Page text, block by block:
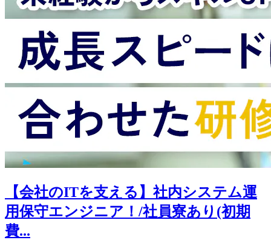
【会社のITを支える】社内システム運
用保守エンジニア！/社員寮あり(初期
費...